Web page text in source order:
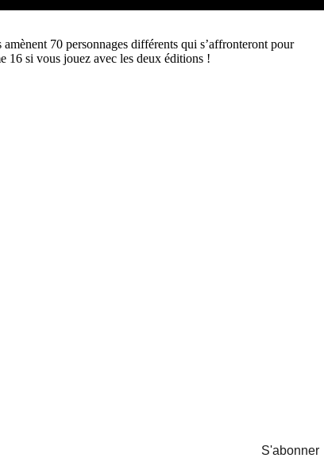
70 personnages différents qui s’affronteront pour
16 si vous jouez avec les deux éditions !
S'abonner